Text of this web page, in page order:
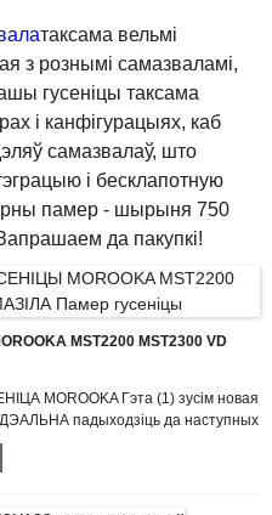
таксама вельмі
з рознымі самазваламі,
гусеніцы таксама
і канфігурацыях, каб
самазвалаў, што
і бесклапотную
памер - шырыня 750
да пакупкі!
MST2200 MST2300 VD
MOROOKA Гэта (1) зусім новая
падыходзіць да наступных
Калі вы не бачыце сваёй мадэлі
ёсць сотні памераў! Памер
вызначае якасць прадукцыі, а